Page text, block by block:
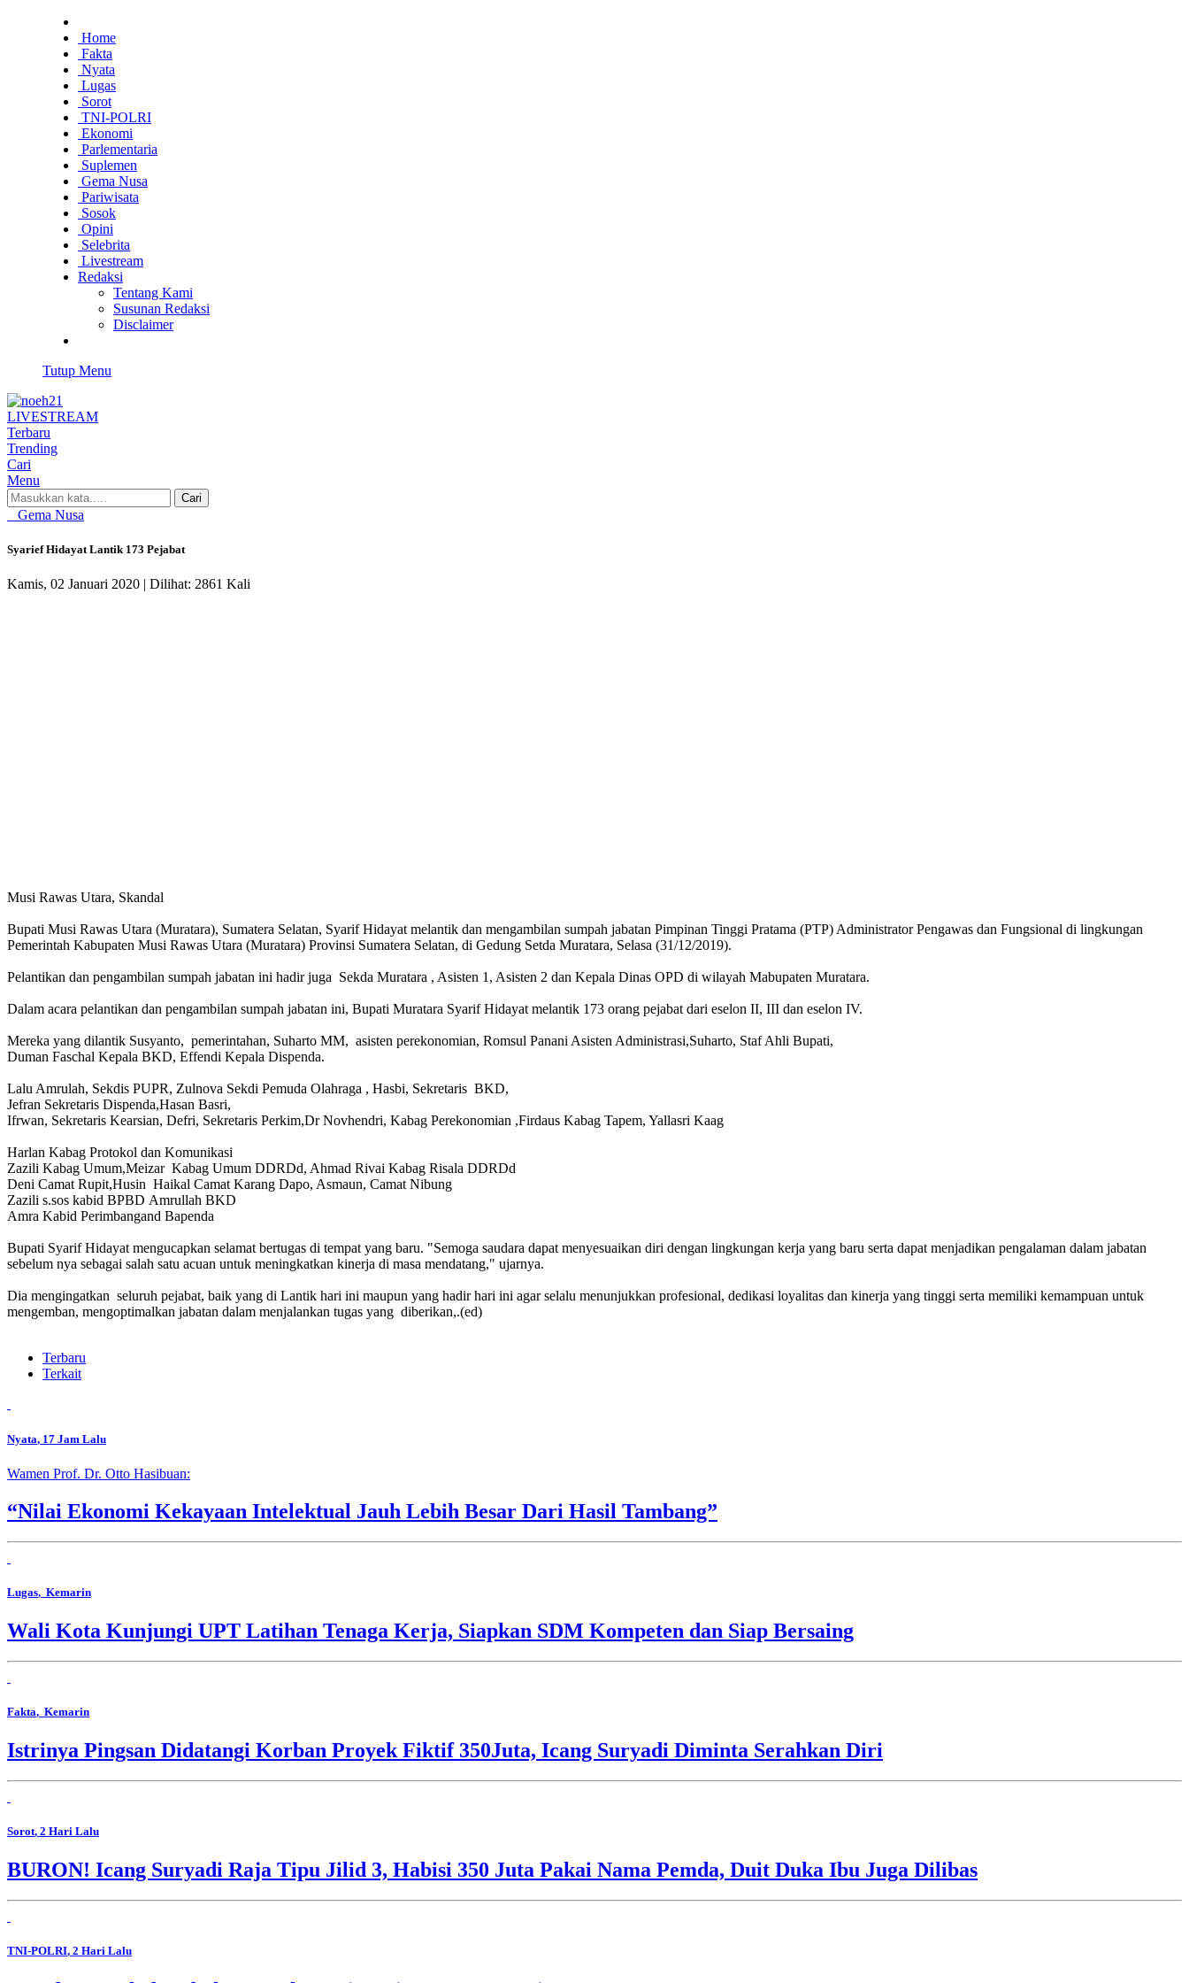
Home
Fakta
Nyata
Lugas
Sorot
TNI-POLRI
Ekonomi
Parlementaria
Suplemen
Gema Nusa
Pariwisata
Sosok
Opini
Selebrita
Livestream
Redaksi
Tentang Kami
Susunan Redaksi
Disclaimer
Tutup Menu
LIVESTREAM
Terbaru
Trending
Cari
Menu
Cari
Gema Nusa
Syarief Hidayat Lantik 173 Pejabat
Kamis, 02 Januari 2020 | Dilihat: 2861 Kali
Musi Rawas Utara, Skandal
Bupati Musi Rawas Utara (Muratara), Sumatera Selatan, Syarif Hidayat melantik dan mengambilan sumpah jabatan Pimpinan Tinggi Pratama (PTP) Administrator Pengawas dan Fungsional di lingkungan
Pemerintah Kabupaten Musi Rawas Utara (Muratara) Provinsi Sumatera Selatan, di Gedung Setda Muratara, Selasa (31/12/2019).
Pelantikan dan pengambilan sumpah jabatan ini hadir juga Sekda Muratara , Asisten 1, Asisten 2 dan Kepala Dinas OPD di wilayah Mabupaten Muratara.
Dalam acara pelantikan dan pengambilan sumpah jabatan ini, Bupati Muratara Syarif Hidayat melantik 173 orang pejabat dari eselon II, III dan eselon IV.
Mereka yang dilantik Susyanto, pemerintahan, Suharto MM, asisten perekonomian, Romsul Panani Asisten Administrasi,Suharto, Staf Ahli Bupati,
Duman Faschal Kepala BKD, Effendi Kepala Dispenda.
Lalu Amrulah, Sekdis PUPR, Zulnova Sekdi Pemuda Olahraga , Hasbi, Sekretaris BKD,
Jefran Sekretaris Dispenda,Hasan Basri,
Ifrwan, Sekretaris Kearsian, Defri, Sekretaris Perkim,Dr Novhendri, Kabag Perekonomian ,Firdaus Kabag Tapem, Yallasri Kaag
Harlan Kabag Protokol dan Komunikasi
Zazili Kabag Umum,Meizar Kabag Umum DDRDd, Ahmad Rivai Kabag Risala DDRDd
Deni Camat Rupit,Husin Haikal Camat Karang Dapo, Asmaun, Camat Nibung
Zazili s.sos kabid BPBD Amrullah BKD
Amra Kabid Perimbangand Bapenda
Bupati Syarif Hidayat mengucapkan selamat bertugas di tempat yang baru. "Semoga saudara dapat menyesuaikan diri dengan lingkungan kerja yang baru serta dapat menjadikan pengalaman dalam jabatan
sebelum nya sebagai salah satu acuan untuk meningkatkan kinerja di masa mendatang," ujarnya.
Dia mengingatkan seluruh pejabat, baik yang di Lantik hari ini maupun yang hadir hari ini agar selalu menunjukkan profesional, dedikasi loyalitas dan kinerja yang tinggi serta memiliki kemampuan untuk
mengemban, mengoptimalkan jabatan dalam menjalankan tugas yang diberikan,.(ed)
Terbaru
Terkait
Nyata, 17 Jam Lalu
Wamen Prof. Dr. Otto Hasibuan:
“Nilai Ekonomi Kekayaan Intelektual Jauh Lebih Besar Dari Hasil Tambang”
Lugas, Kemarin
Wali Kota Kunjungi UPT Latihan Tenaga Kerja, Siapkan SDM Kompeten dan Siap Bersaing
Fakta, Kemarin
Istrinya Pingsan Didatangi Korban Proyek Fiktif 350Juta, Icang Suryadi Diminta Serahkan Diri
Sorot, 2 Hari Lalu
BURON! Icang Suryadi Raja Tipu Jilid 3, Habisi 350 Juta Pakai Nama Pemda, Duit Duka Ibu Juga Dilibas
TNI-POLRI, 2 Hari Lalu